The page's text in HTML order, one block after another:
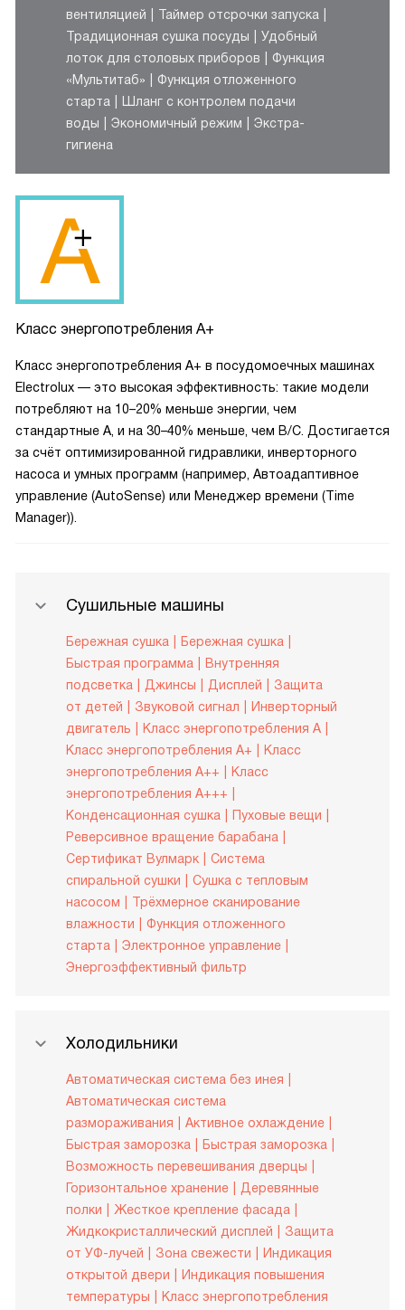
вентиляцией
Таймер отсрочки запуска
Традиционная сушка посуды
Удобный
лоток для столовых приборов
Функция
«Мультитаб»
Функция отложенного
старта
Шланг с контролем подачи
воды
Экономичный режим
Экстра-
гигиена
Класс энергопотребления A+
Класс энергопотребления A+ в посудомоечных машинах
Electrolux — это высокая эффективность: такие модели
потребляют на 10–20% меньше энергии, чем
стандартные A, и на 30–40% меньше, чем B/C. Достигается
за счёт оптимизированной гидравлики, инверторного
насоса и умных программ (например, Автоадаптивное
управление (AutoSense) или Менеджер времени (Time
Manager)).
Сушильные машины
Бережная сушка
Бережная сушка
Быстрая программа
Внутренняя
подсветка
Джинсы Дисплей
Защита
от детей
Звуковой сигнал
Инверторный
двигатель
Класс энергопотребления A
Класс энергопотребления A+
Класс
энергопотребления A++
Класс
энергопотребления A+++
Конденсационная сушка
Пуховые вещи
Реверсивное вращение барабана
Сертификат Вулмарк
Система
спиральной сушки
Сушка с тепловым
насосом
Трёхмерное сканирование
влажности
Функция отложенного
старта
Электронное управление
Энергоэффективный фильтр
Холодильники
Автоматическая система без инея
Автоматическая система
размораживания
Активное охлаждение
Быстрая заморозка
Быстрая заморозка
Возможность перевешивания дверцы
Горизонтальное хранение
Деревянные
полки
Жесткое крепление фасада
Жидкокристаллический дисплей
Защита
от УФ-лучей
Зона свежести
Индикация
открытой двери
Индикация повышения
температуры
Класс энергопотребления